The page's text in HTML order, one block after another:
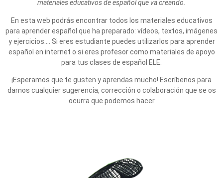
materiales educativos de español que va creando.
En esta web podrás encontrar todos los materiales educativos
para aprender español que ha preparado: vídeos, textos, imágenes
y ejercicios…. Si eres estudiante puedes utilizarlos para aprender
español en internet o si eres profesor como materiales de apoyo
para tus clases de español ELE.
¡Esperamos que te gusten y aprendas mucho! Escríbenos para
darnos cualquier sugerencia, corrección o colaboración que se os
ocurra que podemos hacer